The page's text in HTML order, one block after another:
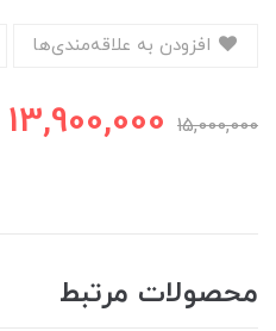
15,000,000
13,900,000
محصولات مرتبط